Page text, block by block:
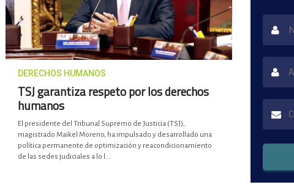
DERECHOS HUMANOS
TSJ garantiza respeto por los derechos
humanos
El presidente del Tribunal Supremo de Justicia (TSJ),
magistrado Maikel Moreno, ha impulsado y desarrollado una
política permanente de optimización y reacondicionamiento
de las sedes judiciales a lo l...